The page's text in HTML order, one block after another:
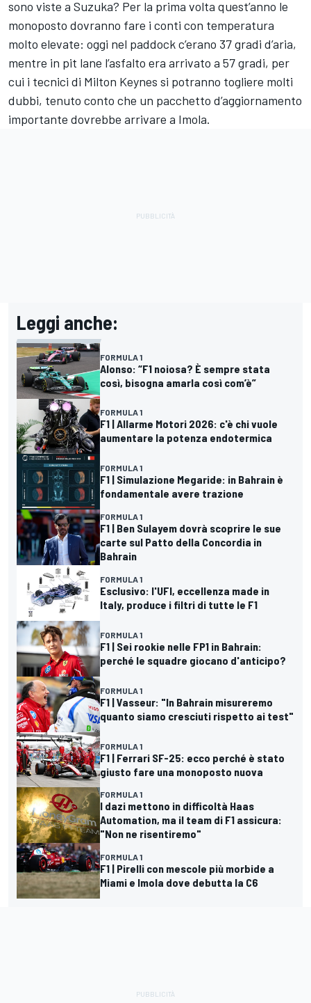
sono viste a Suzuka? Per la prima volta quest’anno le
monoposto dovranno fare i conti con temperatura
molto elevate: oggi nel paddock c’erano 37 gradi d’aria,
mentre in pit lane l’asfalto era arrivato a 57 gradi, per
cui i tecnici di Milton Keynes si potranno togliere molti
dubbi, tenuto conto che un pacchetto d’aggiornamento
importante dovrebbe arrivare a Imola.
Leggi anche:
FORMULA 1
Alonso: “F1 noiosa? È sempre stata
così, bisogna amarla così com’è”
FORMULA 1
F1 | Allarme Motori 2026: c'è chi vuole
aumentare la potenza endotermica
FORMULA 1
F1 | Simulazione Megaride: in Bahrain è
fondamentale avere trazione
FORMULA 1
F1 | Ben Sulayem dovrà scoprire le sue
carte sul Patto della Concordia in
Bahrain
FORMULA 1
Esclusivo: l'UFI, eccellenza made in
Italy, produce i filtri di tutte le F1
FORMULA 1
F1 | Sei rookie nelle FP1 in Bahrain:
perché le squadre giocano d'anticipo?
FORMULA 1
F1 | Vasseur: "In Bahrain misureremo
quanto siamo cresciuti rispetto ai test"
FORMULA 1
F1 | Ferrari SF-25: ecco perché è stato
giusto fare una monoposto nuova
FORMULA 1
I dazi mettono in difficoltà Haas
Automation, ma il team di F1 assicura:
"Non ne risentiremo"
FORMULA 1
F1 | Pirelli con mescole più morbide a
Miami e Imola dove debutta la C6